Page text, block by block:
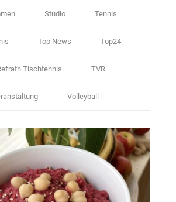
Studio Tennis
Top News Top24
Tischtennis TVR
Volleyball